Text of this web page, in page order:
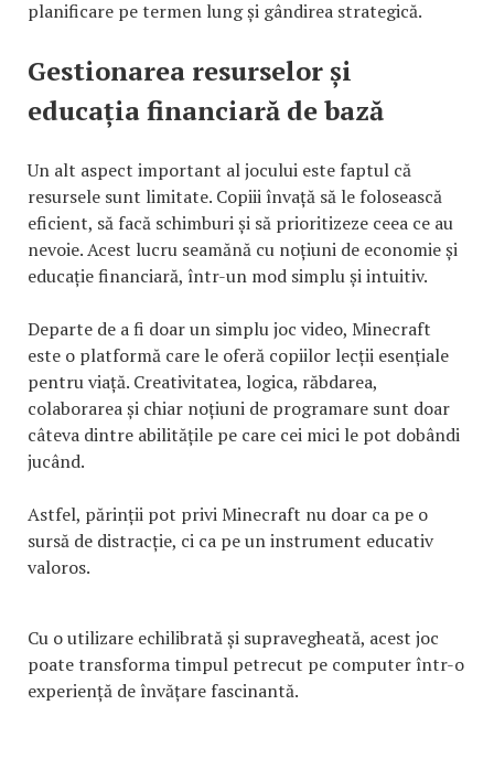
planificare pe termen lung și gândirea strategică.
Gestionarea resurselor și
educația financiară de bază
Un alt aspect important al jocului este faptul că
resursele sunt limitate. Copiii învață să le folosească
eficient, să facă schimburi și să prioritizeze ceea ce au
nevoie. Acest lucru seamănă cu noțiuni de economie și
educație financiară, într-un mod simplu și intuitiv.
Departe de a fi doar un simplu joc video, Minecraft
este o platformă care le oferă copiilor lecții esențiale
pentru viață. Creativitatea, logica, răbdarea,
colaborarea și chiar noțiuni de programare sunt doar
câteva dintre abilitățile pe care cei mici le pot dobândi
jucând.
Astfel, părinții pot privi Minecraft nu doar ca pe o
sursă de distracție, ci ca pe un instrument educativ
valoros.
Cu o utilizare echilibrată și supravegheată, acest joc
poate transforma timpul petrecut pe computer într-o
experiență de învățare fascinantă.